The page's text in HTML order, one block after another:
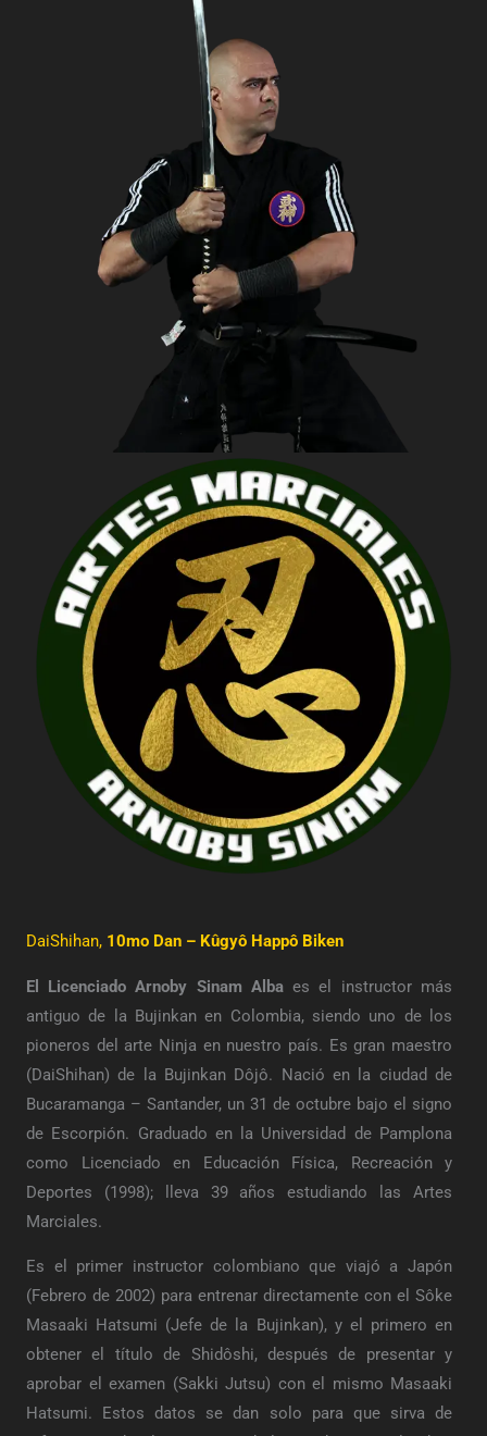
DaiShihan, 10mo Dan – Kûgyô Happô Biken
El Licenciado Arnoby Sinam Alba es el instructor más
antiguo de la Bujinkan en Colombia, siendo uno de los
pioneros del arte Ninja en nuestro país. Es gran maestro
(DaiShihan) de la Bujinkan Dôjô. Nació en la ciudad de
Bucaramanga – Santander, un 31 de octubre bajo el signo
de Escorpión. Graduado en la Universidad de Pamplona
como Licenciado en Educación Física, Recreación y
Deportes (1998); lleva 39 años estudiando las Artes
Marciales.
Es el primer instructor colombiano que viajó a Japón
(Febrero de 2002) para entrenar directamente con el Sôke
Masaaki Hatsumi (Jefe de la Bujinkan), y el primero en
obtener el título de Shidôshi, después de presentar y
aprobar el examen (Sakki Jutsu) con el mismo Masaaki
Hatsumi. Estos datos se dan solo para que sirva de